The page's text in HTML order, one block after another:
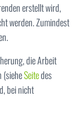
erstellt wird,
werden. Zumindest
die Arbeit
(sieheSeitedes
bei nicht